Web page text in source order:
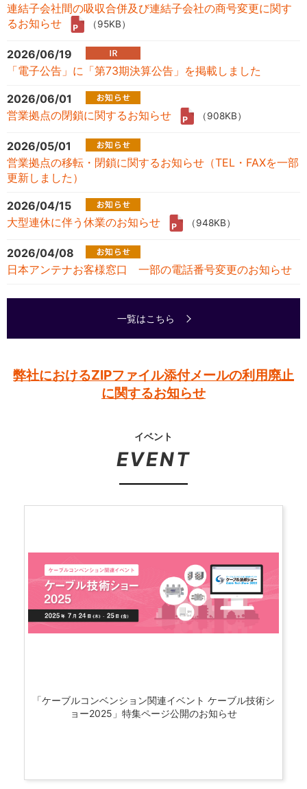
連結子会社間の吸収合併及び連結子会社の商号変更に関す
るお知らせ
（95KB）
2026/06/19
「電子公告」に「第73期決算公告」を掲載しました
2026/06/01
営業拠点の閉鎖に関するお知らせ
（908KB）
2026/05/01
営業拠点の移転・閉鎖に関するお知らせ（TEL・FAXを一部
更新しました）
2026/04/15
大型連休に伴う休業のお知らせ
（948KB）
2026/04/08
日本アンテナお客様窓口 一部の電話番号変更のお知らせ
一覧はこちら
弊社におけるZIPファイル添付メールの利用廃止
に関するお知らせ
イベント
EVENT
「ケーブルコンベンション関連イベント ケーブル技術シ
ョー2025」特集ページ公開のお知らせ